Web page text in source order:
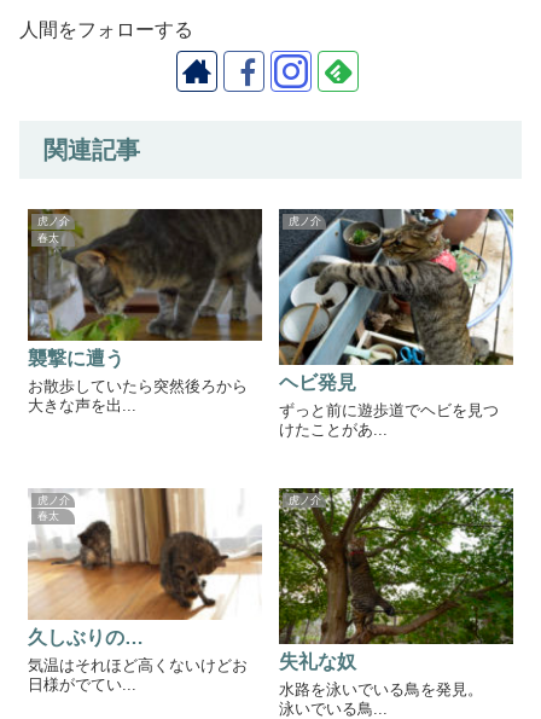
人間をフォローする
関連記事
虎ノ介
春太
襲撃に遭う
お散歩していたら突然後ろから
大きな声を出...
虎ノ介
ヘビ発見
ずっと前に遊歩道でヘビを見つ
けたことがあ...
虎ノ介
春太
久しぶりの…
気温はそれほど高くないけどお
日様がでてい...
虎ノ介
失礼な奴
水路を泳いでいる鳥を発見。
泳いでいる鳥...